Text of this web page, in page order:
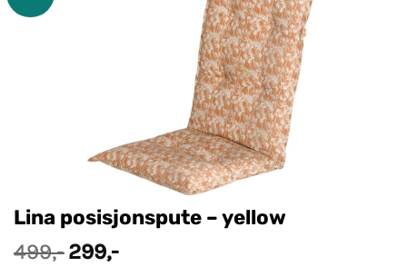
Lina posisjonspute – yellow
499,- Opprinnelig
pris
299,-Nåværende